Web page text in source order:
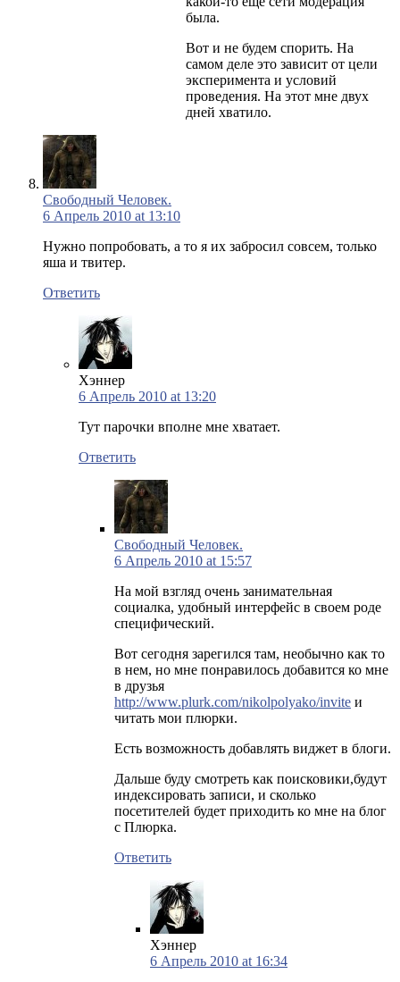
была.
Вот и не будем спорить. На
самом деле это зависит от цели
эксперимента и условий
проведения. На этот мне двух
дней хватило.
Свободный Человек.
6 Апрель 2010 at 13:10
Нужно попробовать, а то я их забросил совсем, только
яша и твитер.
Ответить
Хэннер
6 Апрель 2010 at 13:20
Тут парочки вполне мне хватает.
Ответить
Свободный Человек.
6 Апрель 2010 at 15:57
На мой взгляд очень занимательная
социалка, удобный интерфейс в своем роде
специфический.
Вот сегодня зарегился там, необычно как то
в нем, но мне понравилось добавится ко мне
в друзья
http://www.plurk.com/nikolpolyako/invite и
читать мои плюрки.
Есть возможность добавлять виджет в блоги.
Дальше буду смотреть как поисковики,будут
индексировать записи, и сколько
посетителей будет приходить ко мне на блог
с Плюрка.
Ответить
Хэннер
6 Апрель 2010 at 16:34